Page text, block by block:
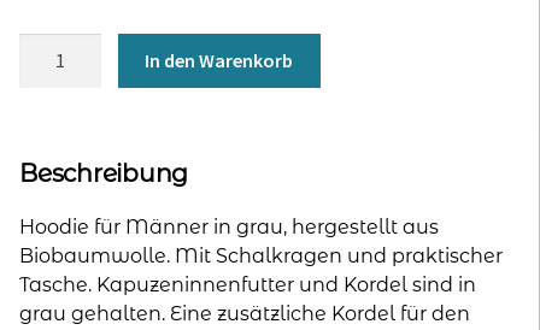
grau
In den Warenkorb
Beschreibung
Hoodie für Männer in grau, hergestellt aus
Biobaumwolle. Mit Schalkragen und praktischer
Tasche. Kapuzeninnenfutter und Kordel sind in
grau gehalten. Eine zusätzliche Kordel für den